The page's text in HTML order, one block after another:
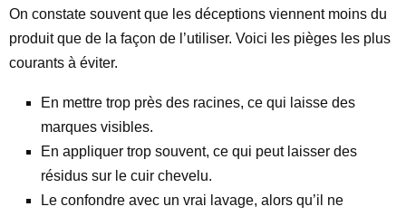
On constate souvent que les déceptions viennent moins du
produit que de la façon de l’utiliser. Voici les pièges les plus
courants à éviter.
En mettre trop près des racines, ce qui laisse des
marques visibles.
En appliquer trop souvent, ce qui peut laisser des
résidus sur le cuir chevelu.
Le confondre avec un vrai lavage, alors qu’il ne